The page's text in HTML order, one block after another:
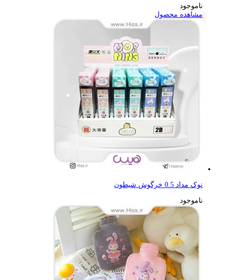
ناموجود
مشاهده محصول
نوک مداد 0.5 خرگوش شیطون
ناموجود